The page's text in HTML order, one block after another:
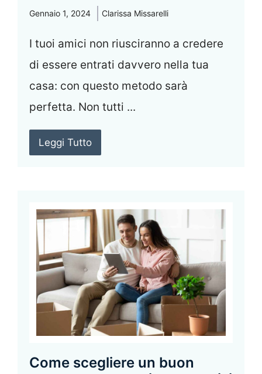
Gennaio 1, 2024 Clarissa Missarelli
I tuoi amici non riusciranno a credere
di essere entrati davvero nella tua
casa: con questo metodo sarà
perfetta. Non tutti ...
Leggi Tutto
Come scegliere un buon